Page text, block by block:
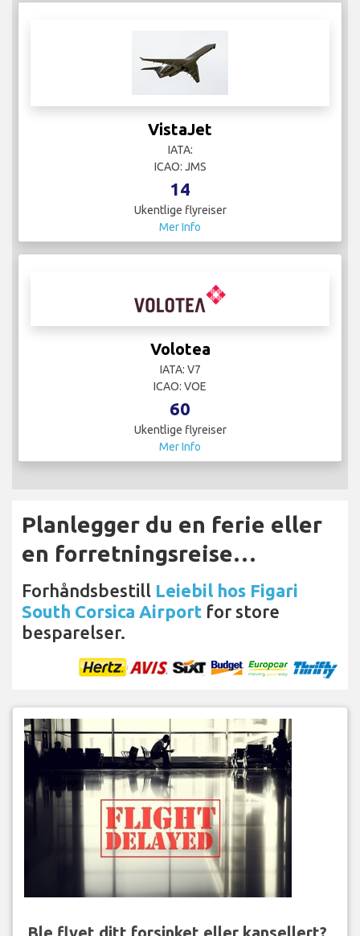
VistaJet
IATA:
ICAO: JMS
14
Ukentlige flyreiser
Mer Info
Volotea
IATA: V7
ICAO: VOE
60
Ukentlige flyreiser
Mer Info
Planlegger du en ferie eller
en forretningsreise…
Forhåndsbestill Leiebil hos Figari
South Corsica Airport for store
besparelser.